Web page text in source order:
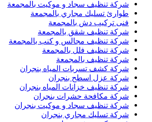
شركة تنظيف سجاد و موكيت بالمجمعة
طوارئ تسليك مجاري بالمجمعة
فنى تركيب دش بالمجمعة
شركة تنظيف شقق بالمجمعة
شركة تنظيف مجالس و كنب بالمجمعة
شركة تنظيف فلل بالمجمعة
شركة تنظيف بالمجمعة
شركة كشف تسربات المياه بنجران
شركة عزل اسطح بنجران
شركة تنظيف خزانات المياه بنجران
شركة مكافحة حشرات بنجران
شركة تنظيف سجاد و موكيت بنجران
شركة تسليك مجاري بنجران